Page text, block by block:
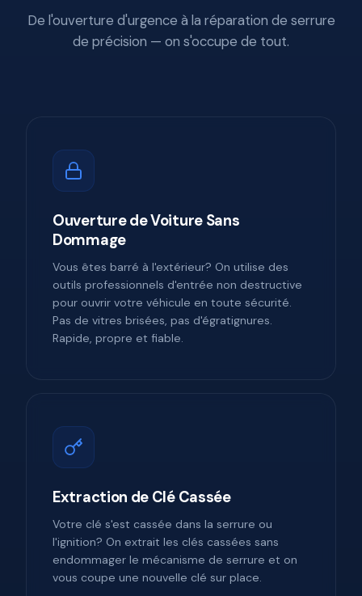
De l'ouverture d'urgence à la réparation de serrure
de précision — on s'occupe de tout.
Ouverture de Voiture Sans
Dommage
Vous êtes barré à l'extérieur? On utilise des
outils professionnels d'entrée non destructive
pour ouvrir votre véhicule en toute sécurité.
Pas de vitres brisées, pas d'égratignures.
Rapide, propre et fiable.
Extraction de Clé Cassée
Votre clé s'est cassée dans la serrure ou
l'ignition? On extrait les clés cassées sans
endommager le mécanisme de serrure et on
vous coupe une nouvelle clé sur place.